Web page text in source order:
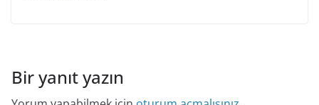
Bir yanıt yazın